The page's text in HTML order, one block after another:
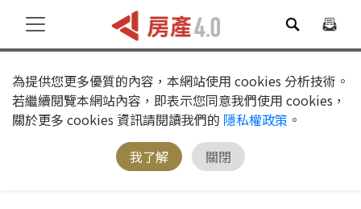
為提供您更多優質的內容，本網站使用 cookies 分析技術。
若繼續閱覽本網站內容，即表示您同意我們使用 cookies，
關於更多 cookies 資訊請閱讀我們的 隱私權政策 。
我了解
關閉